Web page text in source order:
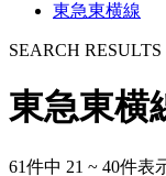
東急東横線
SEARCH RESULTS
東急東横
61件中 21 ~ 40件表